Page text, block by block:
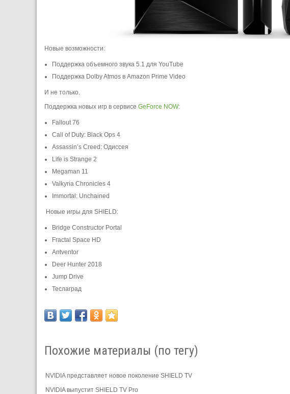
Новые возможности:
Поддержка объемного звука 5.1 для YouTube
Поддержка Dolby Atmos в Amazon Prime Video
И не только.
Поддержка новых игр в сервисе GeForce NOW:
Fallout 76
Call of Duty: Black Ops 4
Assassin’s Creed: Одиссея
Life is Strange 2
Megaman 11
Valkyria Chronicles 4
Immortal: Unchained
Новые игры для SHIELD:
Bridge Constructor Portal
Fractal Space HD
Antventor
Deer Hunter 2018
Jump Drive
Теслаград
Похожие материалы (по тегу)
NVIDIA представляет новое поколение SHIELD TV
NVIDIA выпустит SHIELD TV Pro